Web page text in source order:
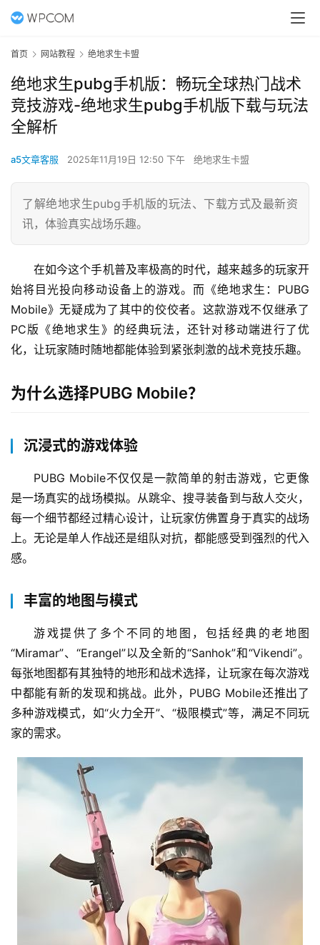
首页 网站教程 绝地求生卡盟
绝地求生pubg手机版：畅玩全球热门战术
竞技游戏-绝地求生pubg手机版下载与玩法
全解析
a5文章客服 2025年11月19日 12:50 下午 绝地求生卡盟
了解绝地求生pubg手机版的玩法、下载方式及最新资
讯，体验真实战场乐趣。
在如今这个手机普及率极高的时代，越来越多的玩家开
始将目光投向移动设备上的游戏。而《绝地求生：PUBG
Mobile》无疑成为了其中的佼佼者。这款游戏不仅继承了
PC版《绝地求生》的经典玩法，还针对移动端进行了优
化，让玩家随时随地都能体验到紧张刺激的战术竞技乐趣。
为什么选择PUBG Mobile？
沉浸式的游戏体验
PUBG Mobile不仅仅是一款简单的射击游戏，它更像
是一场真实的战场模拟。从跳伞、搜寻装备到与敌人交火，
每一个细节都经过精心设计，让玩家仿佛置身于真实的战场
上。无论是单人作战还是组队对抗，都能感受到强烈的代入
感。
丰富的地图与模式
游戏提供了多个不同的地图，包括经典的老地图
“Miramar”、“Erangel”以及全新的“Sanhok”和“Vikendi”。
每张地图都有其独特的地形和战术选择，让玩家在每次游戏
中都能有新的发现和挑战。此外，PUBG Mobile还推出了
多种游戏模式，如“火力全开”、“极限模式”等，满足不同玩
家的需求。